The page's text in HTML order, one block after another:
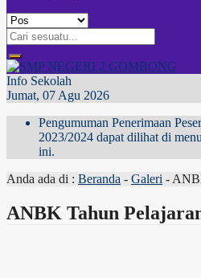
Info Sekolah
Jumat, 07 Agu 2026
Pengumuman Penerimaan
2023/2024 dapat dilihat di
ini.
Anda ada di : Beranda - Galeri -
ANBK Tahun